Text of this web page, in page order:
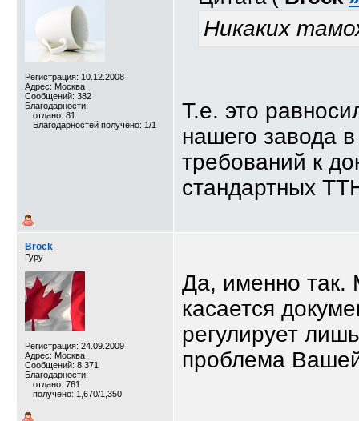
Регистрация: 10.12.2008
Адрес: Москва
Сообщений: 382
Благодарности:
отдано: 81
Благодарностей получено: 1/1
Никаких
Т.е. это
нашего завода
требований к
стандартных
Brock
Гуру
Регистрация: 24.09.2009
Адрес: Москва
Сообщений: 8,371
Благодарности:
отдано: 761
получено: 1,670/1,350
Да, именно
касается
регулирует
проблема